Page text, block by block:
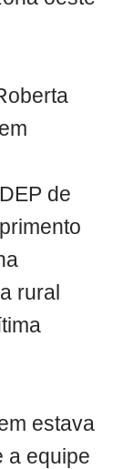
de
rural
estava
a equipe